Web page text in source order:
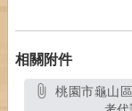
相關附件
桃園市龜山區新路國民小學115學年度第1學期第1-6次招